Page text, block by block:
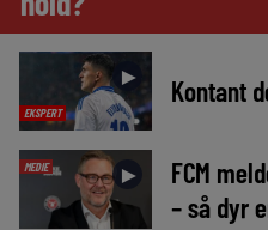
EKSPERT
► Kontant
MEDIE ►
FCM
– så dyr